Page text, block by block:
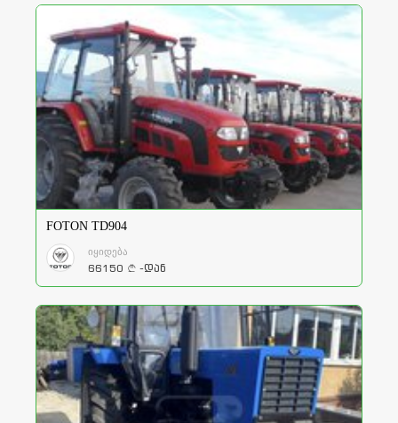
FOTON TD904
იყიდება
66150 a -დან